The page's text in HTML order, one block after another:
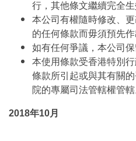
行，其他條文繼續完全生
本公司有權隨時修改、
的任何條款而毋須預先作
如有任何爭議，本公司保
本使用條款受香港特別
條款所引起或與其有關
院的專屬司法管轄權管轄
2018年10月